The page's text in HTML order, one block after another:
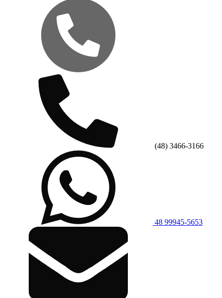
(48) 3466-3166
48 99945-5653